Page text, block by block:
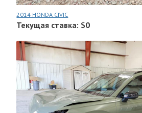
2014 HONDA CIVIC
Текущая ставка: $0